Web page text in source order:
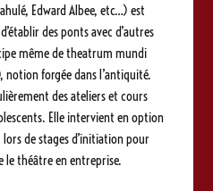
Edward Albee, etc…) est
des ponts avec d’autres
même de theatrum mundi
forgée dans l’antiquité.
des ateliers et cours
Elle intervient en option
de stages d’initiation pour
le théâtre en entreprise.